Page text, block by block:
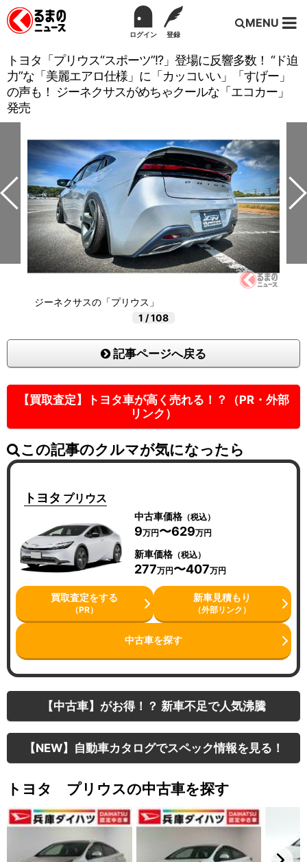
ログイン 登録
MENU
トヨタ「プリウス“スポーツ”!?」登場に反響多数！ “ド迫
力”な「美麗エアロ仕様」に「カッコいい」「すげー」
の声も！ ジーネクサスがめちゃクールな「エコカー」
発売
ジーネクサスの「プリウス」
1 /108
記事ページへ戻る
【買取査定】トヨタ車が高く売れる！？（PR・外部
リンク）
この記事のクルマが気になったら
トヨタ プリウス
中古車価格（税込）
9万円〜629万円
新車価格（税込）
277万円〜407万円
買取査定をする
（PR）
新車見積もり
（外部リンク）
中古車を探す
【中古車】がお得！？ 新車不足で人気沸騰
【NEW】自動車カタログでスペック情報を見る！
トヨタ プリウスの中古車を探す